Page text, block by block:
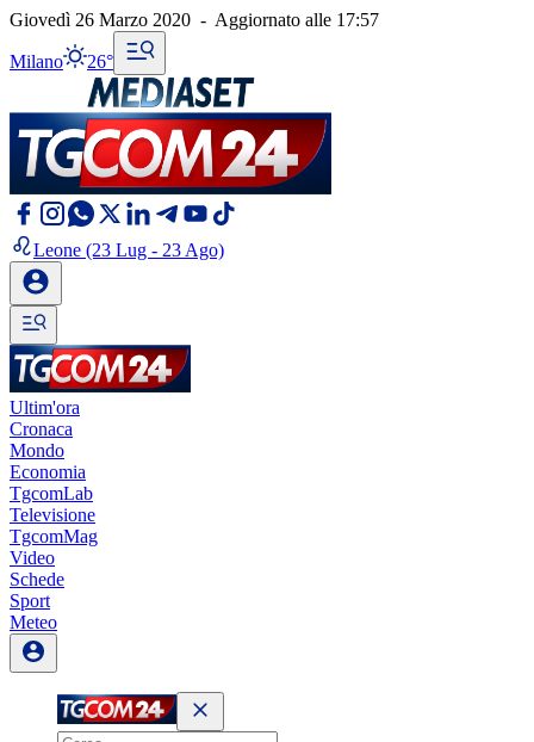
Giovedì 26 Marzo 2020 - Aggiornato alle 17:57
Milano 26°
Leone (23 Lug - 23 Ago)
Ultim'ora
Cronaca
Mondo
Economia
TgcomLab
Televisione
TgcomMag
Video
Schede
Sport
Meteo